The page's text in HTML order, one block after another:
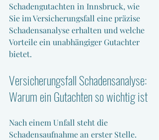
Schadengutachten in Innsbruck, wie
Sie im Versicherungsfall eine präzise
Schadensanalyse erhalten und welche
Vorteile ein unabhängiger Gutachter
bietet.
Versicherungsfall Schadensanalyse:
Warum ein Gutachten so wichtig ist
Nach einem Unfall steht die
Schadensaufnahme an erster Stelle.